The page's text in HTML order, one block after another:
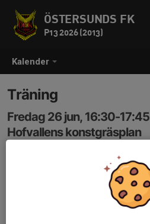
Kalender
ÖSTERSUNDS FK
P13 2026 (2013)
Träning
Fredag 26 jun, 16:30-17:45
Hofvallens konstgräsplan